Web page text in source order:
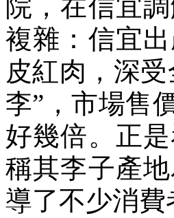
院，在信宜
複雜：信宜
皮紅肉，深
李”，市場售
好幾倍。正
稱其李子產
導了不少消費